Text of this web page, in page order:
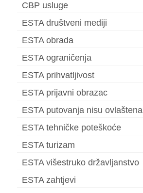
CBP usluge
ESTA društveni mediji
ESTA obrada
ESTA ograničenja
ESTA prihvatljivost
ESTA prijavni obrazac
ESTA putovanja nisu ovlaštena
ESTA tehničke poteškoće
ESTA turizam
ESTA višestruko državljanstvo
ESTA zahtjevi